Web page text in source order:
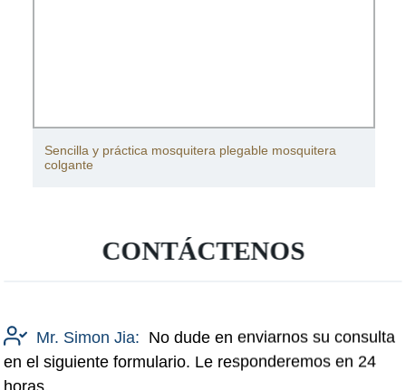
Sencilla y práctica mosquitera plegable mosquitera
colgante
CONTÁCTENOS
Mr. Simon Jia: No dude en enviarnos su consulta
en el siguiente formulario. Le responderemos en 24
horas.